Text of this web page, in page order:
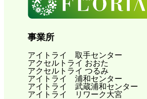
事業所
アイトライ 取手センター
アクセルトライ おおた
アクセルトライ つるみ
アイトライ 浦和センター
アイトライ 武蔵浦和センター
アイトライ リワーク大宮